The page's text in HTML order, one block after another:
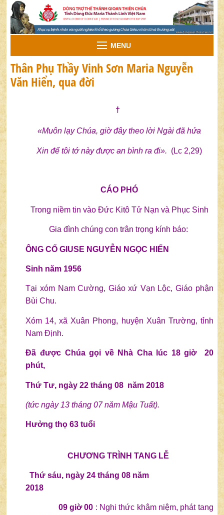
MENU
Thân Phụ Thầy Vinh Sơn Maria Nguyễn
Văn Hiển, qua đời
†
«Muôn lạy Chúa, giờ đây theo lời Ngài đã hứa
Xin để tôi tớ này được an bình ra đi». (Lc 2,29)
CÁO PHÓ
Trong niềm tin vào Đức Kitô Tử Nạn và Phục Sinh
Gia đình chúng con trân trọng kính báo:
ÔNG CỐ GIUSE NGUYỄN NGỌC HIẾN
Sinh năm 1956
Tại xóm Nam Cường, Giáo xứ Vạn Lộc, Giáo phận
Bùi Chu.
Xóm 14, xã Xuân Phong, huyện Xuân Trường, tỉnh
Nam Định.
Đã được Chúagọi về Nhà Cha lúc 18 giờ 20
phút,
Thứ Tư, ngày 22 tháng 08 năm 2018
(tức ngày 13 tháng 07 năm Mậu Tuất).
Hưởng thọ 63 tuổi
CHƯƠNG TRÌNH TANG LỄ
Thứsáu, ngày24 tháng 08 năm
2018
09giờ 00 : Nghi thức khâm niệm, phát tang